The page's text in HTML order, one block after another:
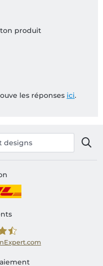
produit
les réponses ici.
FR